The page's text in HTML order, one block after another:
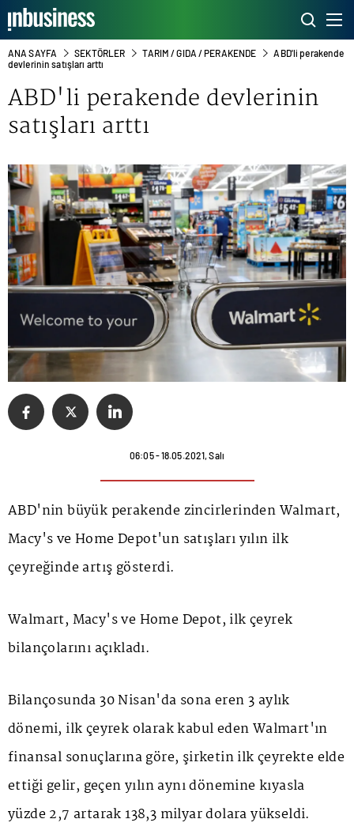
ANA SAYFA SEKTÖRLER TARIM / GIDA / PERAKENDE
ABD'li perakende
devlerinin satışları arttı
ABD'li perakende devlerinin
satışları arttı
06:05 - 18.05.2021, Salı
ABD'nin büyük perakende zincirlerinden Walmart,
Macy's ve Home Depot'un satışları yılın ilk
çeyreğinde artış gösterdi.
Walmart, Macy's ve Home Depot, ilk çeyrek
bilançolarını açıkladı.
Bilançosunda 30 Nisan'da sona eren 3 aylık
dönemi, ilk çeyrek olarak kabul eden Walmart'ın
finansal sonuçlarına göre, şirketin ilk çeyrekte elde
ettiği gelir, geçen yılın aynı dönemine kıyasla
yüzde 2,7 artarak 138,3 milyar dolara yükseldi.